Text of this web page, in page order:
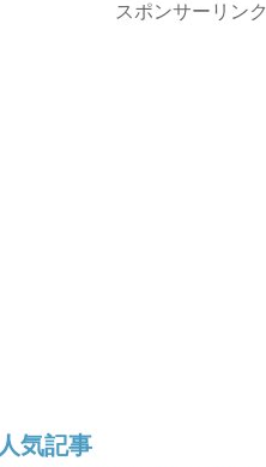
スポンサーリンク
人気記事